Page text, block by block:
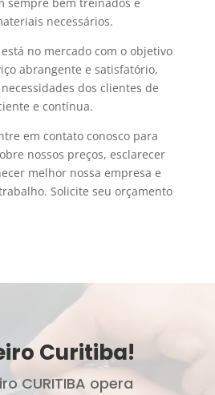
necessários.
no mercado com o objetivo
abrangente e satisfatório,
dos clientes de
e contínua.
em contato conosco para
nossos preços, esclarecer
melhor nossa empresa e
Solicite seu orçamento
Curitiba!
CURITIBA opera